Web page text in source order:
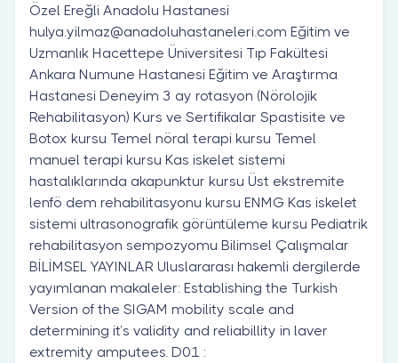
Özel Ereğli Anadolu Hastanesi
hulya.yilmaz@anadoluhastaneleri.com Eğitim ve
Uzmanlık Hacettepe Üniversitesi Tıp Fakültesi
Ankara Numune Hastanesi Eğitim ve Araştırma
Hastanesi Deneyim 3 ay rotasyon (Nörolojik
Rehabilitasyon) Kurs ve Sertifikalar Spastisite ve
Botox kursu Temel nöral terapi kursu Temel
manuel terapi kursu Kas iskelet sistemi
hastalıklarında akapunktur kursu Üst ekstremite
lenfö dem rehabilitasyonu kursu ENMG Kas iskelet
sistemi ultrasonografik görüntüleme kursu Pediatrik
rehabilitasyon sempozyomu Bilimsel Çalışmalar
BİLİMSEL YAYINLAR Uluslararası hakemli dergilerde
yayımlanan makaleler: Establishing the Turkish
Version of the SIGAM mobility scale and
determining it’s validity and reliabillity in laver
extremity amputees. D01 :